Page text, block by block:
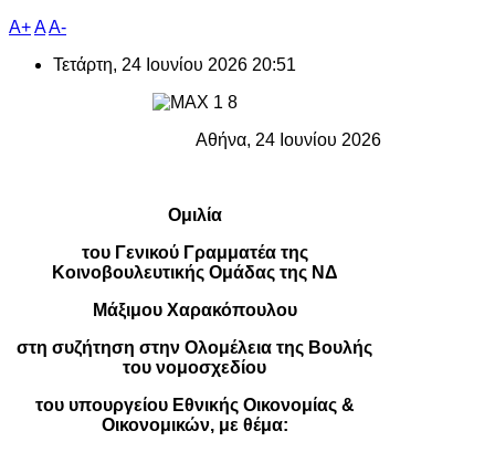
A+AA-
Τετάρτη, 24 Ιουνίου 2026 20:51
Αθήνα, 24 Ιουνίου 2026
Ομιλία
του Γενικού Γραμματέα της
Κοινοβουλευτικής Ομάδας της ΝΔ
Μάξιμου Χαρακόπουλου
στη συζήτηση στην Ολομέλεια της Βουλής
του νομοσχεδίου
του υπουργείου Εθνικής Οικονομίας &
Οικονομικών, με θέμα: